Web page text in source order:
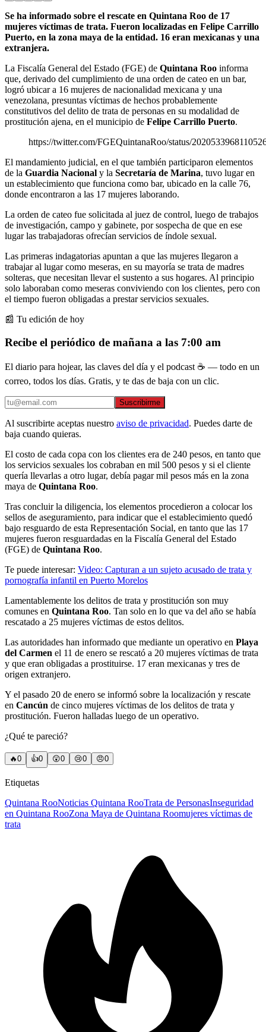
Se ha informado sobre el rescate en Quintana Roo de 17
mujeres víctimas de trata. Fueron localizadas en Felipe Carrillo
Puerto, en la zona maya de la entidad. 16 eran mexicanas y una
extranjera.
La Fiscalía General del Estado (FGE) de Quintana Roo informa
que, derivado del cumplimiento de una orden de cateo en un bar,
logró ubicar a 16 mujeres de nacionalidad mexicana y una
venezolana, presuntas víctimas de hechos probablemente
constitutivos del delito de trata de personas en su modalidad de
prostitución ajena, en el municipio de Felipe Carrillo Puerto.
https://twitter.com/FGEQuintanaRoo/status/
El mandamiento judicial, en el que también participaron elementos
de la Guardia Nacional y la Secretaría de Marina, tuvo lugar en
un establecimiento que funciona como bar, ubicado en la calle 76,
donde encontraron a las 17 mujeres laborando.
La orden de cateo fue solicitada al juez de control, luego de trabajos
de investigación, campo y gabinete, por sospecha de que en ese
lugar las trabajadoras ofrecían servicios de índole sexual.
Las primeras indagatorias apuntan a que las mujeres llegaron a
trabajar al lugar como meseras, en su mayoría se trata de madres
solteras, que necesitan llevar el sustento a sus hogares. Al principio
solo laboraban como meseras conviviendo con los clientes, pero con
el tiempo fueron obligadas a prestar servicios sexuales.
📰 Tu edición de hoy
Recibe el periódico de mañana a las 7:00 am
El diario para hojear, las claves del día y el podcast ☕ — todo en un
correo, todos los días. Gratis, y te das de baja con un clic.
Suscribirme
Al suscribirte aceptas nuestro aviso de privacidad. Puedes darte de
baja cuando quieras.
El costo de cada copa con los clientes era de 240 pesos, en tanto que
los servicios sexuales los cobraban en mil 500 pesos y si el cliente
quería llevarlas a otro lugar, debía pagar mil pesos más en la zona
maya de Quintana Roo.
Tras concluir la diligencia, los elementos procedieron a colocar los
sellos de aseguramiento, para indicar que el establecimiento quedó
bajo resguardo de esta Representación Social, en tanto que las 17
mujeres fueron resguardadas en la Fiscalía General del Estado
(FGE) de Quintana Roo.
Te puede interesar: Video: Capturan a un sujeto acusado de trata y
pornografía infantil en Puerto Morelos
Lamentablemente los delitos de trata y prostitución son muy
comunes en Quintana Roo. Tan solo en lo que va del año se había
rescatado a 25 mujeres víctimas de estos delitos.
Las autoridades han informado que mediante un operativo en Playa
del Carmen el 11 de enero se rescató a 20 mujeres víctimas de trata
y que eran obligadas a prostituirse. 17 eran mexicanas y tres de
origen extranjero.
Y el pasado 20 de enero se informó sobre la localización y rescate
en Cancún de cinco mujeres víctimas de los delitos de trata y
prostitución. Fueron halladas luego de un operativo.
¿Qué te pareció?
🔥0 👍0 😲0 😢0 😠0
Etiquetas
Quintana RooNoticias Quintana RooTrata de PersonasInseguridad
en Quintana RooZona Maya de Quintana Roomujeres víctimas de
trata